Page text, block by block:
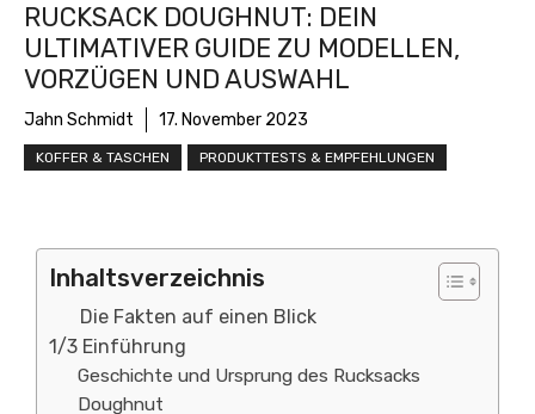
RUCKSACK DOUGHNUT: DEIN
ULTIMATIVER GUIDE ZU MODELLEN,
VORZÜGEN UND AUSWAHL
Jahn Schmidt 17. November 2023
KOFFER & TASCHEN PRODUKTTESTS & EMPFEHLUNGEN
Inhaltsverzeichnis
Die Fakten auf einen Blick
1/3 Einführung
Geschichte und Ursprung des Rucksacks
Doughnut